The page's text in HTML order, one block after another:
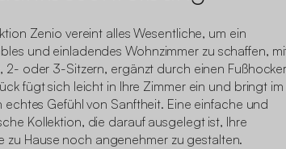
Zenio vereint alles Wesentliche, um ein
und einladendes Wohnzimmer zu schaffen,
2- oder 3-Sitzern, ergänzt durch einen
fügt sich leicht in Ihre Zimmer ein und bringt im
echtes Gefühl von Sanftheit. Eine einfache und
Kollektion, die darauf ausgelegt ist, Ihre
zu Hause noch angenehmer zu gestalten.